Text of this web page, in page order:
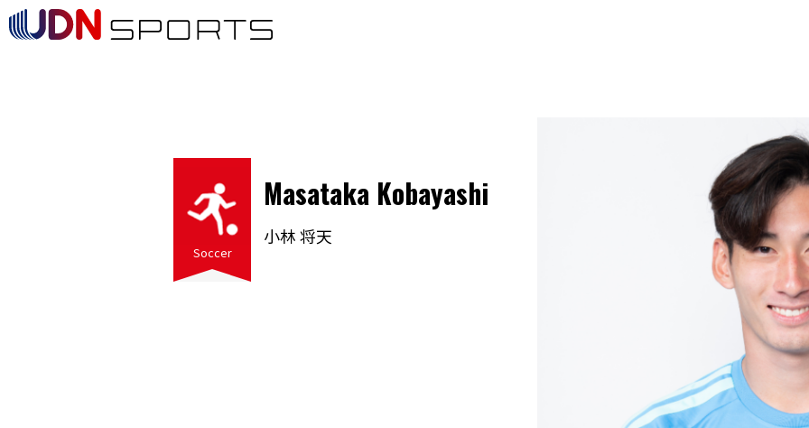
Soccer
Masataka Kobayashi
小林 将天